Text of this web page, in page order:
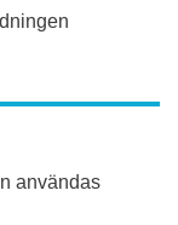
användas